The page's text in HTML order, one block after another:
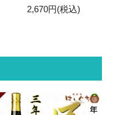
2,670円(税込)